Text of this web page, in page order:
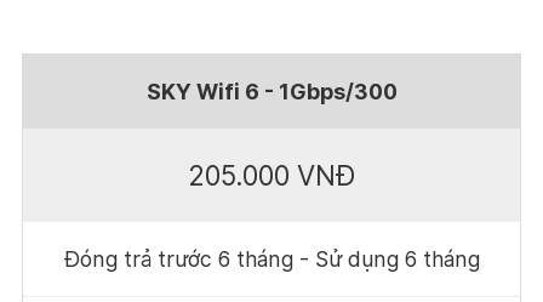
SKY Wifi 6 - 1Gbps/300
205.000 VNĐ
Đóng trả trước 6 tháng - Sử dụng 6 tháng